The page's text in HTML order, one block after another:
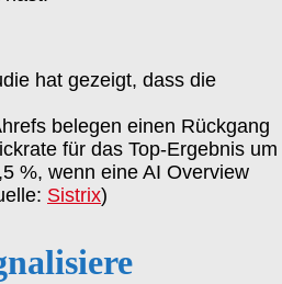
hat gezeigt, dass die
belegen einen Rückgang
für das Top-Ergebnis um
%, wenn eine AI Overview
Sistrix)